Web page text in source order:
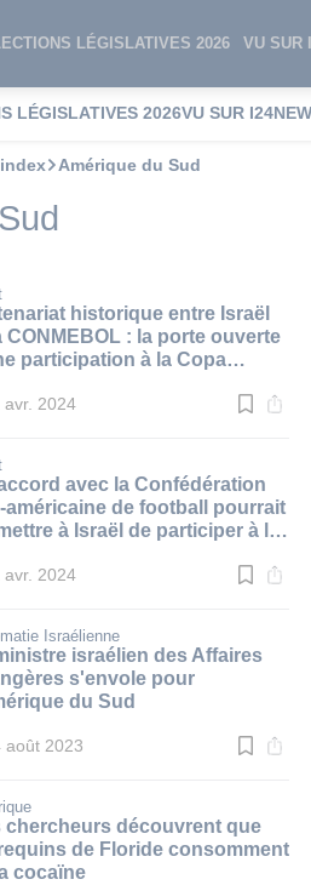
LÉGISLATIVES 2026 VU SUR
LÉGISLATIVES 2026VU SUR
Amérique du Sud
historique entre Israël
CONMEBOL : la porte ouverte
participation à la Copa
avr. 2024
avec la Confédération
américaine de football pourrait
à Israël de participer à la
avr. 2024
Israélienne
israélien des Affaires
s'envole pour
du Sud
août 2023
chercheurs découvrent que
de Floride consomment
cocaïne